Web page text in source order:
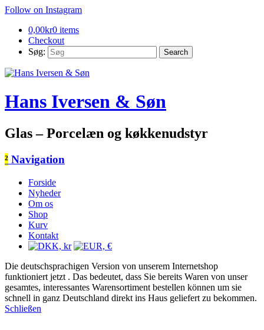
Follow on Instagram
0,00kr0 items
Checkout
Søg:
Hans Iversen & Søn
Glas – Porcelæn og køkkenudstyr
² Navigation
Forside
Nyheder
Om os
Shop
Kurv
Kontakt
Die deutschsprachigen Version von unserem Internetshop
funktioniert jetzt . Das bedeutet, dass Sie bereits Waren von unser
gesamtes, interessantes Warensortiment bestellen können um sie
schnell in ganz Deutschland direkt ins Haus geliefert zu bekommen.
Schließen